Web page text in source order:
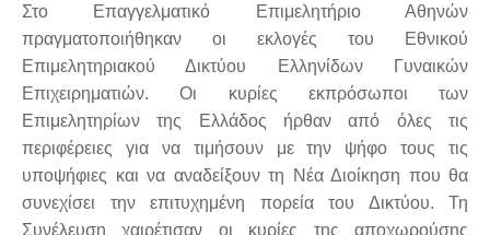
Στο Επαγγελματικό Επιμελητήριο Αθηνών
πραγματοποιήθηκαν οι εκλογές του Εθνικού
Επιμελητηριακού Δικτύου Ελληνίδων Γυναικών
Επιχειρηματιών. Οι κυρίες εκπρόσωποι των
Επιμελητηρίων της Ελλάδος ήρθαν από όλες τις
περιφέρειες για να τιμήσουν με την ψήφο τους τις
υποψήφιες και να αναδείξουν τη Νέα Διοίκηση που θα
συνεχίσει την επιτυχημένη πορεία του Δικτύου. Τη
Συνέλευση χαιρέτισαν οι κυρίες της αποχωρούσης